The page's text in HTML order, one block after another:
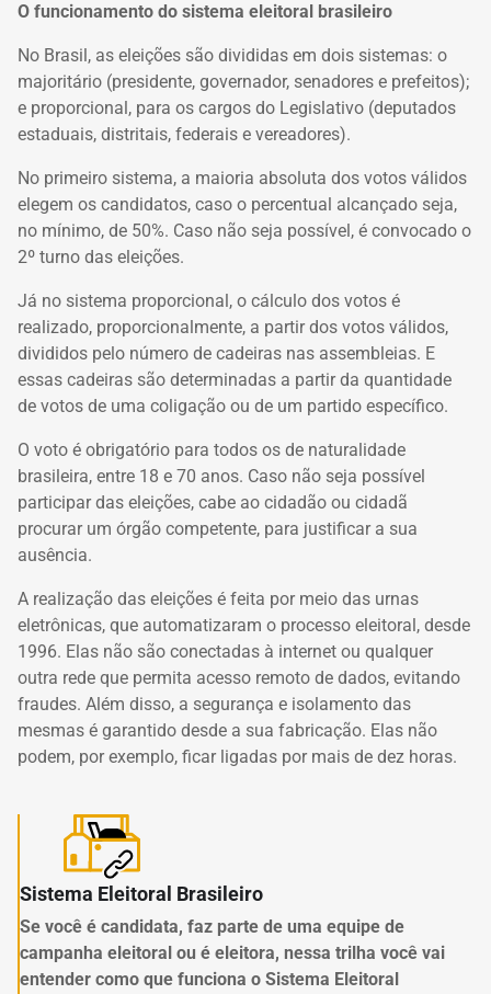
O funcionamento do sistema eleitoral brasileiro
No Brasil, as eleições são divididas em dois sistemas: o
majoritário (presidente, governador, senadores e prefeitos);
e proporcional, para os cargos do Legislativo (deputados
estaduais, distritais, federais e vereadores).
No primeiro sistema, a maioria absoluta dos votos válidos
elegem os candidatos, caso o percentual alcançado seja,
no mínimo, de 50%. Caso não seja possível, é convocado o
2º turno das eleições.
Já no sistema proporcional, o cálculo dos votos é
realizado, proporcionalmente, a partir dos votos válidos,
divididos pelo número de cadeiras nas assembleias. E
essas cadeiras são determinadas a partir da quantidade
de votos de uma coligação ou de um partido específico.
O voto é obrigatório para todos os de naturalidade
brasileira, entre 18 e 70 anos. Caso não seja possível
participar das eleições, cabe ao cidadão ou cidadã
procurar um órgão competente, para justificar a sua
ausência.
A realização das eleições é feita por meio das urnas
eletrônicas, que automatizaram o processo eleitoral, desde
1996. Elas não são conectadas à internet ou qualquer
outra rede que permita acesso remoto de dados, evitando
fraudes. Além disso, a segurança e isolamento das
mesmas é garantido desde a sua fabricação. Elas não
podem, por exemplo, ficar ligadas por mais de dez horas.
Sistema Eleitoral Brasileiro
Se você é candidata, faz parte de uma equipe de
campanha eleitoral ou é eleitora, nessa trilha você vai
entender como que funciona o Sistema Eleitoral